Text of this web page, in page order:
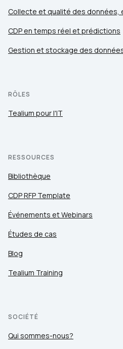
Collecte et qualité des données,
CDP en temps réel et prédictions
Gestion et stockage des
RÔLES
Tealium pour l'IT
RESSOURCES
Bibliothèque
CDP RFP Template
Événements et Webinars
Études de cas
Blog
Tealium Training
SOCIÉTÉ
Qui sommes-nous?